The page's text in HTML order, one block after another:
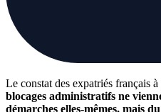
Le constat des expatriés français
blocages administratifs ne
démarches elles-mêmes, mais